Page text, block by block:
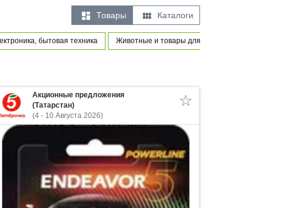
 Товары  Каталоги
бытовая техника Животные и товары для питомцев
Акционные предложения
(Татарстан)
(4 - 10 Августа 2026)